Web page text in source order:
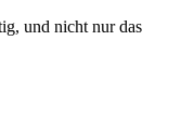
und nicht nur das